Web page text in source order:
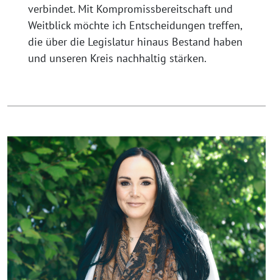
verbindet. Mit Kompromissbereitschaft und
Weitblick möchte ich Entscheidungen treffen,
die über die Legislatur hinaus Bestand haben
und unseren Kreis nachhaltig stärken.